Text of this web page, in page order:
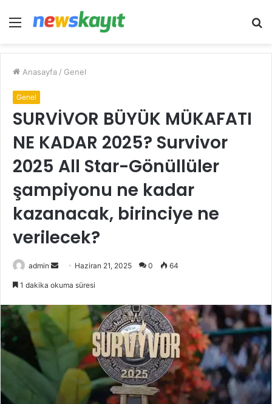
Menü
Anasayfa / Genel
Genel
SURVİVOR BÜYÜK MÜKAFATI
NE KADAR 2025? Survivor
2025 All Star-Gönüllüler
şampiyonu ne kadar
kazanacak, birinciye ne
verilecek?
admin
Bir
göndermek
Haziran 21, 2025 0 64
1 dakika okuma süresi